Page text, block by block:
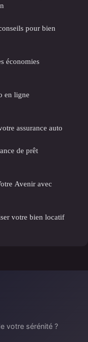
pour bien
économies
en ligne
assurance auto
de prêt
Avenir avec
votre bien locatif
votre sérénité ?